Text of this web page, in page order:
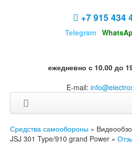
+7 915 434
Telegram
ежедневно с 10.00 до
E-mail:
Средства самообороны »
JSJ 301 Type/910 grand Power »